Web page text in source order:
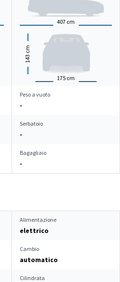
407 cm
175 cm
143
cm
Peso a vuoto
-
Serbatoio
-
Bagagliaio
-
Alimentazione
elettrico
Cambio
automatico
Cilindrata